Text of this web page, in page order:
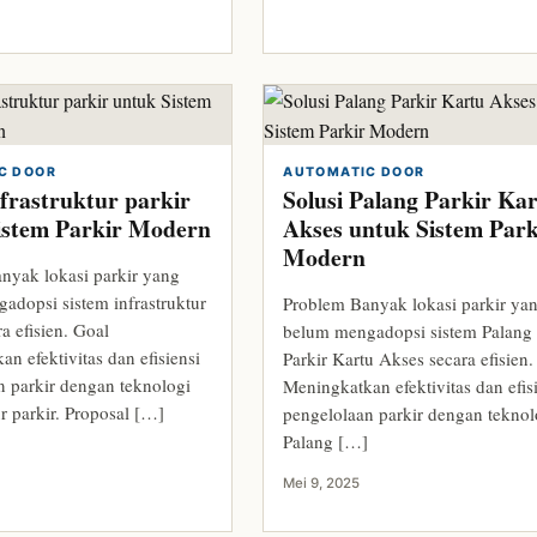
DOOR
parkir
Parkir Modern
lokasi parkir yang
sistem infrastruktur
efisien. Goal
efektivitas dan efisiensi
parkir dengan teknologi
parkir. Proposal […]
AUTOMATIC DOOR
Solusi Palang Parkir
Akses untuk Sistem
Modern
Problem Banyak lokasi parkir
belum mengadopsi sistem Palang
Parkir Kartu Akses secara
Meningkatkan efektivitas dan
pengelolaan parkir dengan
Palang […]
Mei 9, 2025